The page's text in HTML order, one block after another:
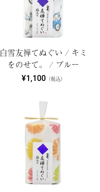
白雪友禅てぬぐい / キミ
をのせて。 / ブルー
¥1,100（税込）